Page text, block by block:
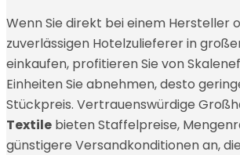
Wenn Sie direkt bei einem Hersteller
zuverlässigen Hotelzulieferer in
einkaufen, profitieren Sie von
Einheiten Sie abnehmen, desto
Stückpreis. Vertrauenswürdige
Textile bieten Staffelpreise,
günstigere Versandkonditionen an,